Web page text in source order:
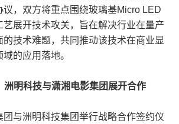
议，双方将重点围绕玻璃基Micro LED
艺展开技术攻关，旨在解决行业在量产
的技术难题，共同推动该技术在商业显
的应用落地。
洲明科技与潇湘电影集团展开合作
团与洲明科技集团举行战略合作签约仪